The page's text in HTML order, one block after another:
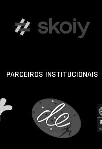
PARCEIROS INSTITUCIONAIS